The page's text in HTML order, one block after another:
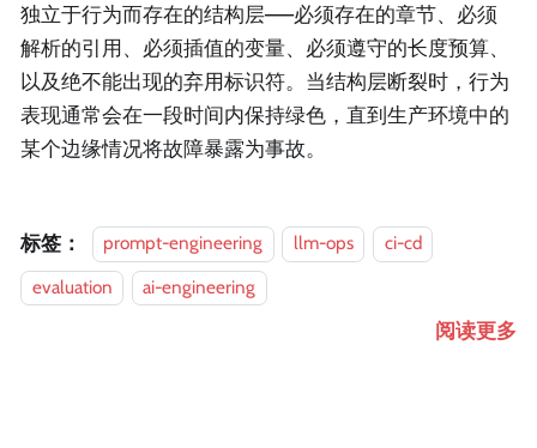
独立于行为而存在的结构层——必须存在的章节、必须
解析的引用、必须插值的变量、必须遵守的长度预算、
以及绝不能出现的弃用标识符。当结构层断裂时，行为
表现通常会在一段时间内保持绿色，直到生产环境中的
某个边缘情况将故障暴露为事故。
标签： prompt-engineering llm-ops
ci-cd
evaluation
ai-engineering
阅读更多